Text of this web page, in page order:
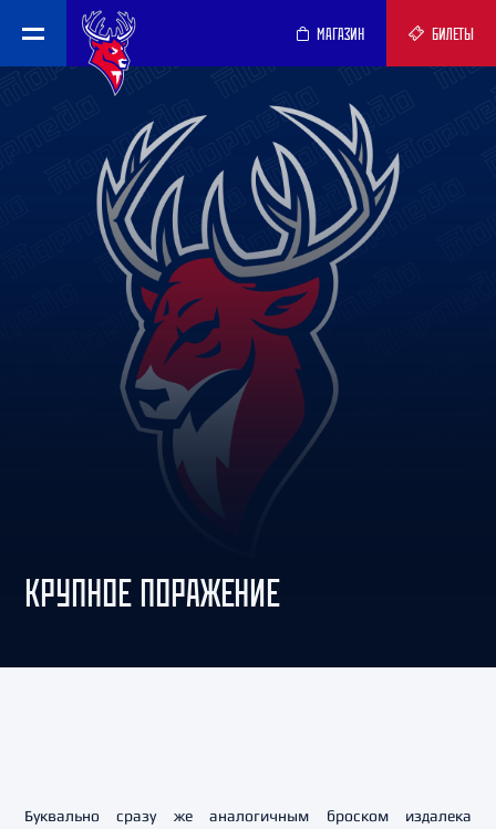
МАГАЗИН БИЛЕТЫ
КРУПНОЕ ПОРАЖЕНИЕ
Буквально сразу же аналогичным броском издалека